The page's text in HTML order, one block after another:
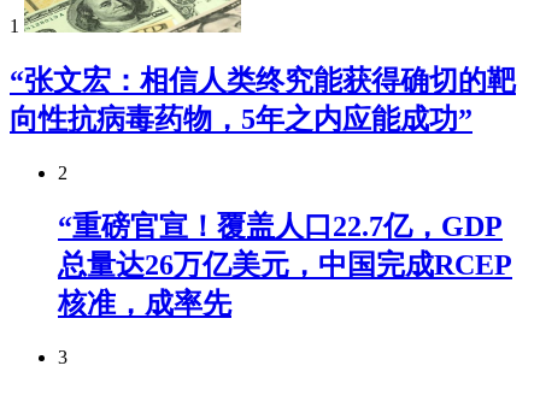
1
“张文宏：相信人类终究能获得确切的靶
向性抗病毒药物，5年之内应能成功”
2
“重磅官宣！覆盖人口22.7亿，GDP
总量达26万亿美元，中国完成RCEP
核准，成率先
3